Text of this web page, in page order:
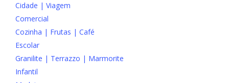
Cidade | Viagem
Comercial
Cozinha | Frutas | Café
Escolar
Granilite | Terrazzo | Marmorite
Infantil